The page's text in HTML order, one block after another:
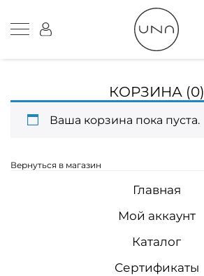
КОРЗИНА (0)
Ваша корзина пока пуста.
Вернуться в магазин
Главная
Мой аккаунт
Каталог
Сертификаты